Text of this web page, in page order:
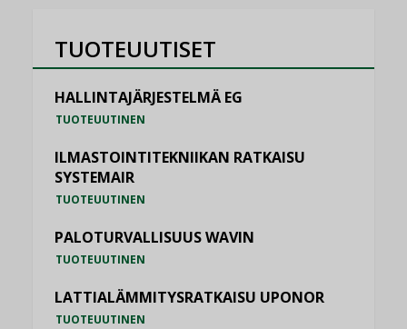
TUOTEUUTISET
HALLINTAJÄRJESTELMÄ EG
TUOTEUUTINEN
ILMASTOINTITEKNIIKAN RATKAISU
SYSTEMAIR
TUOTEUUTINEN
PALOTURVALLISUUS WAVIN
TUOTEUUTINEN
LATTIALÄMMITYSRATKAISU UPONOR
TUOTEUUTINEN